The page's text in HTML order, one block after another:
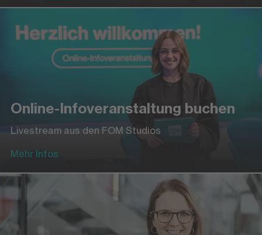
Online-Infoveranstaltung buchen
Livestream aus den FOM Studios
Mehr Infos